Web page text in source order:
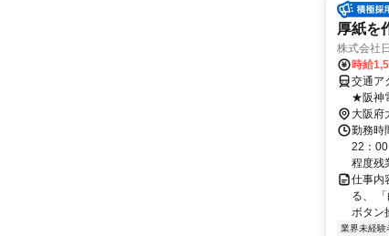
厚紙を
株式会社
時給
交通アクセス 最寄
★阪神
ト オ
大阪府
勤務時
22：
程度残
仕事内
る、
ボタン
業界未経験